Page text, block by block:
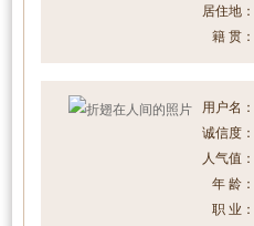
居住地：
籍 贯：
用户名：
诚信度：
人气值：
年 龄：
职 业：